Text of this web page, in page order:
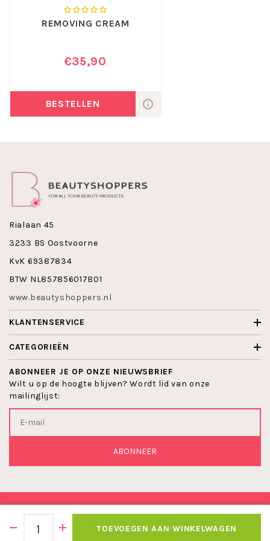
TOEVOEGEN AAN WINKELWAGEN
REMOVING CREAM
€35,90
BESTELLEN
Rialaan 45
3233 BS Oostvoorne
KvK 69387834
BTW NL857856017B01
www.beautyshoppers.nl
KLANTENSERVICE
CATEGORIEËN
ABONNEER JE OP ONZE NIEUWSBRIEF
Wilt u op de hoogte blijven? Wordt lid van onze
mailinglijst:
ABONNEER